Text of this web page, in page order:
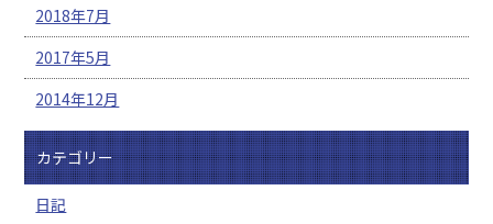
2018年7月
2017年5月
2014年12月
カテゴリー
日記